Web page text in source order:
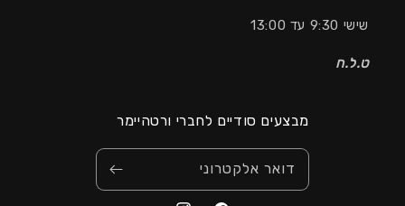
שישי 9:30 עד 13:00
ט.ל.ח
מבצעים סודיים לחברי ורטהיימר
דואר אלקטרוני